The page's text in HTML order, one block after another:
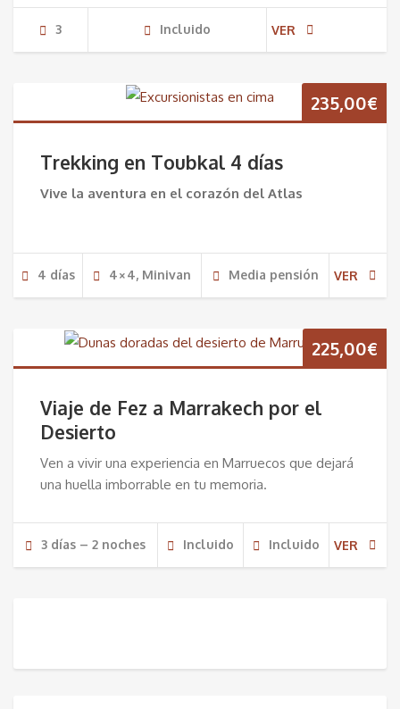
3 Incluido VER
235,00€
Trekking en Toubkal 4 días
Vive la aventura en el corazón del Atlas
4 dí­as 4×4, Minivan Media pensión VER
225,00€
Viaje de Fez a Marrakech por el
Desierto
Ven a vivir una experiencia en Marruecos que dejará
una huella imborrable en tu memoria.
3 días – 2 noches Incluido Incluido VER